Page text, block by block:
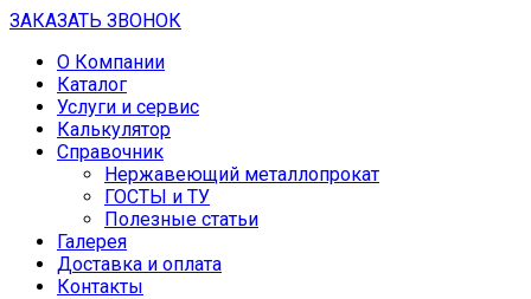
ЗАКАЗАТЬ ЗВОНОК
О Компании
Каталог
Услуги и сервис
Калькулятор
Справочник
Нержавеющий металлопрокат
ГОСТЫ и ТУ
Полезные статьи
Галерея
Доставка и оплата
Контакты